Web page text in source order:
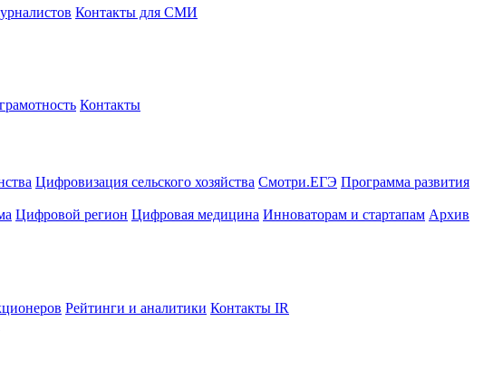
Контакты для СМИ
Контакты
Цифровизация сельского хозяйства Смотри.ЕГЭ Программа развития
Цифровой регион Цифровая медицина Инноваторам и стартапам Архив
Рейтинги и аналитики Контакты IR